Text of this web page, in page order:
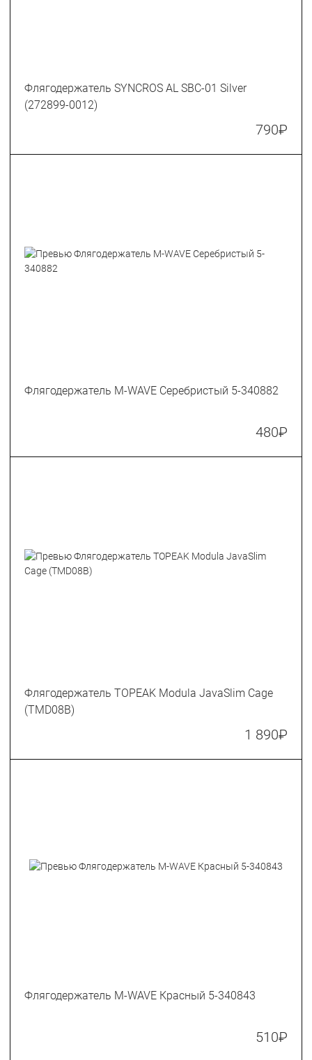
Флягодержатель SYNCROS AL SBC-01 Silver
(272899-0012)
790₽
Флягодержатель M-WAVE Серебристый 5-340882
480₽
Флягодержатель TOPEAK Modula JavaSlim Cage
(TMD08B)
1 890₽
Флягодержатель M-WAVE Красный 5-340843
510₽